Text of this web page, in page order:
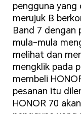
pengguna yang
merujuk B
Band 7 dengan
mula-mula
melihat dan
mengklik pada
membeli
pesanan itu
HONOR 70